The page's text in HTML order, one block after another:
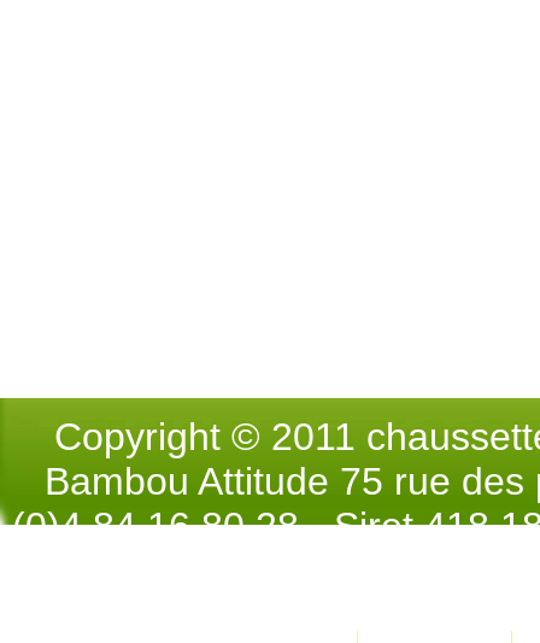
Copyright © 2011
Bambou Attitude 75 rue
(0)4.84.16.80.28 - Siret 418